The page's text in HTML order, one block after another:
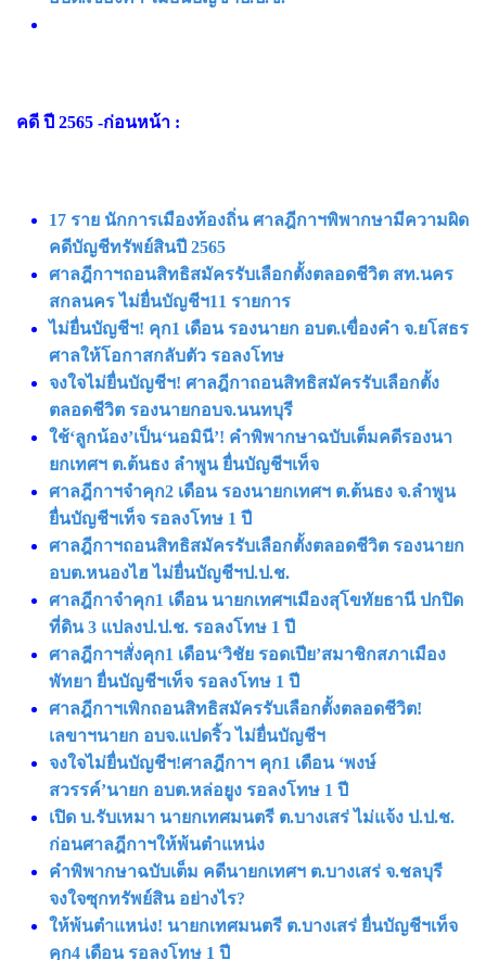
คดี ปี 2565 -ก่อนหน้า :
17 ราย นักการเมืองท้องถิ่น ศาลฎีกาฯพิพากษามีความผิด
คดีบัญชีทรัพย์สินปี 2565
ศาลฎีกาฯถอนสิทธิสมัครรับเลือกตั้งตลอดชีวิต สท.นคร
สกลนคร ไม่ยื่นบัญชีฯ11 รายการ
ไม่ยื่นบัญชีฯ! คุก1 เดือน รองนายก อบต.เขื่องคํา จ.ยโสธร
ศาลให้โอกาสกลับตัว รอลงโทษ
จงใจไม่ยื่นบัญชีฯ! ศาลฎีกาถอนสิทธิสมัครรับเลือกตั้ง
ตลอดชีวิต รองนายกอบจ.นนทบุรี
ใช้‘ลูกน้อง’เป็น‘นอมินี’! คำพิพากษาฉบับเต็มคดีรองนา
ยกเทศฯ ต.ต้นธง ลำพูน ยื่นบัญชีฯเท็จ
ศาลฎีกาฯจำคุก2 เดือน รองนายกเทศฯ ต.ต้นธง จ.ลำพูน
ยื่นบัญชีฯเท็จ รอลงโทษ 1 ปี
ศาลฎีกาฯถอนสิทธิสมัครรับเลือกตั้งตลอดชีวิต รองนายก
อบต.หนองไฮ ไม่ยื่นบัญชีฯป.ป.ช.
ศาลฎีกาจำคุก1 เดือน นายกเทศฯเมืองสุโขทัยธานี ปกปิด
ที่ดิน 3 แปลงป.ป.ช. รอลงโทษ 1 ปี
ศาลฎีกาฯสั่งคุก1 เดือน‘วิชัย รอดเปีย’สมาชิกสภาเมือง
พัทยา ยื่นบัญชีฯเท็จ รอลงโทษ 1 ปี
ศาลฎีกาฯเพิกถอนสิทธิสมัครรับเลือกตั้งตลอดชีวิต!
เลขาฯนายก อบจ.แปดริ้ว ไม่ยื่นบัญชีฯ
จงใจไม่ยื่นบัญชีฯ!ศาลฎีกาฯ คุก1 เดือน ‘พงษ์
สวรรค์’นายก อบต.หล่อยูง รอลงโทษ 1 ปี
เปิด บ.รับเหมา นายกเทศมนตรี ต.บางเสร่ ไม่แจ้ง ป.ป.ช.
ก่อนศาลฎีกาฯให้พ้นตำแหน่ง
คำพิพากษาฉบับเต็ม คดีนายกเทศฯ ต.บางเสร่ จ.ชลบุรี
จงใจซุกทรัพย์สิน อย่างไร?
ให้พ้นตำแหน่ง! นายกเทศมนตรี ต.บางเสร่ ยื่นบัญชีฯเท็จ
คุก4 เดือน รอลงโทษ 1 ปี